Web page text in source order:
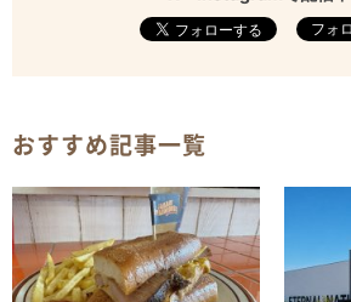
フォ
おすすめ記事一覧